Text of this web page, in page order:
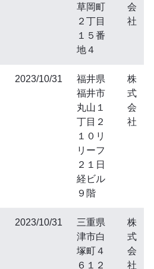
草岡町
２丁目
１５番
地４
会
社
2023/10/31
福井県
福井市
丸山１
丁目２
１０リ
リーフ
２１日
経ビル
９階
株
式
会
社
2023/10/31
三重県
津市白
塚町４
６１２
株
式
会
社